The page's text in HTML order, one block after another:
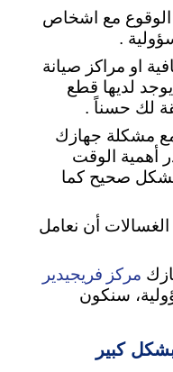
الوقوع مع اشخاص
.
او مراكز صيانة
لديها قطع
لك حسناً .
مشكلة جهازك
أهمية الوقت
صحيح كما
أن نعامل
مركز فريجيدير
سنكون
كبير